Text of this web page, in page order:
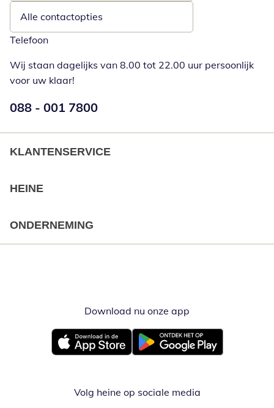
Alle contactopties
Telefoon
Wij staan dagelijks van 8.00 tot 22.00 uur persoonlijk
voor uw klaar!
Telefoonnummer:
088 - 001 7800
KLANTENSERVICE
HEINE
ONDERNEMING
Download nu onze app
Opent in nieuw vensterOpent in nieuw venster
Volg heine op sociale media